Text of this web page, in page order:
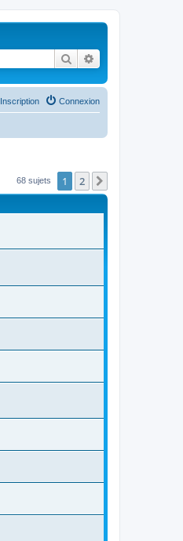
Rechercher
Connexion
Inscription
68 sujets 1 2